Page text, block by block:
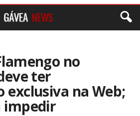
no
ter
exclusiva na Web;
impedir